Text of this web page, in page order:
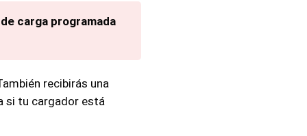
carga programada
recibirás una
si tu cargador está